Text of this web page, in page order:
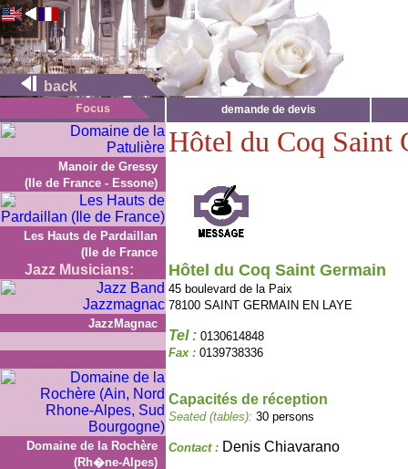
back
demande de devis
Manoir de Gressy
(Ile de France - Essone)
Les Hauts de Pardaillan
(Ile de France
Jazz Musicians:
JazzMagnac
Domaine de la Rochère
(Rh�ne-Alpes)
Hôtel du Coq Saint
Hôtel du Coq Saint Germain
45 boulevard de la Paix
78100 SAINT GERMAIN EN LAYE
Tel : 0130614848
Fax : 0139738336
Capacités de réception
Seated (tables): 30 persons
Contact : Denis Chiavarano